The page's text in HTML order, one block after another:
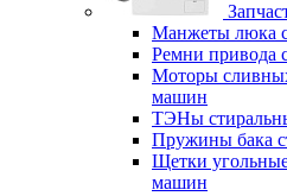
Манжеты люка
Ремни привода
Моторы
машин
ТЭНы
Пружины бака
Щетки
машин